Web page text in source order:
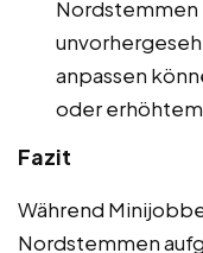
Nordstemmen
anpassen
oder
Fazit
Während
Nordstemmen